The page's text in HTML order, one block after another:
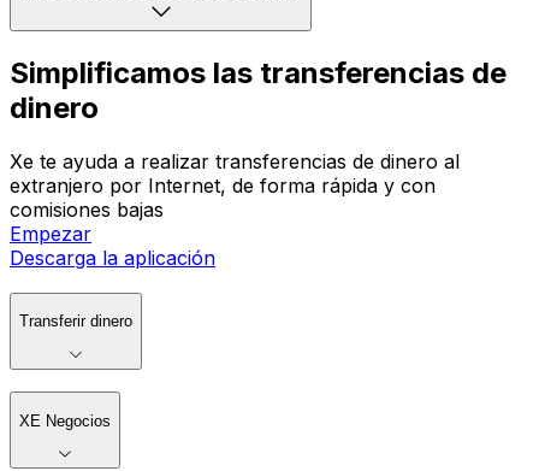
Simplificamos las transferencias de
dinero
Xe te ayuda a realizar transferencias de dinero al
extranjero por Internet, de forma rápida y con
comisiones bajas
Empezar
Descarga la aplicación
Transferir dinero
XE Negocios